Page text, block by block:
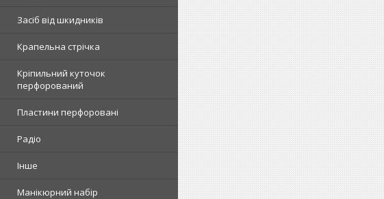
Засіб від шкидників
Крапельна стрічка
Кріпильний куточок
перфорований
Пластини перфоровані
Радіо
Інше
Манікюрний набір